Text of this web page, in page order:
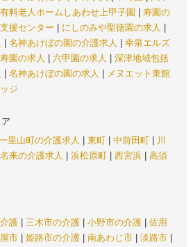
料老人ホームしあわせ上甲子園
寿園の
援センター にしのみや聖徳園の求人
名神あけぼの園の介護求人
幸泉エルズ
寿園の求人 六甲園の求人
深津地域包括
名神あけぼの園の求人
メヌエット東館
ジ
里山町の介護求人 東町 中前田町
川
来の介護求人 浜松原町 西宮浜
高須
護 三木市の介護 小野市の介護
佐用
市 姫路市の介護 南あわじ市 淡路市